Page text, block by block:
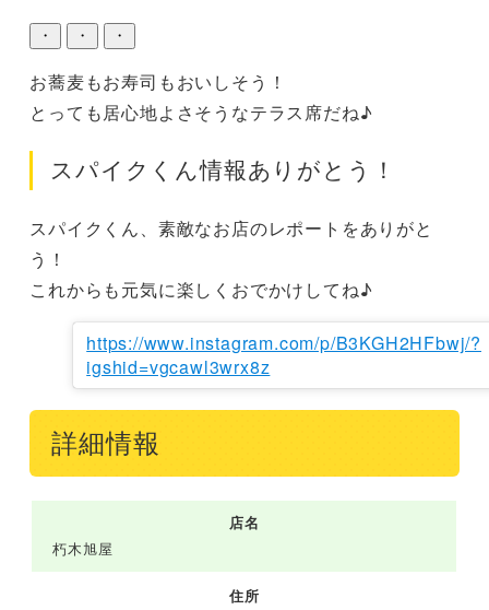
・ ・ ・
お蕎麦もお寿司もおいしそう！
とっても居心地よさそうなテラス席だね♪
スパイクくん情報ありがとう！
スパイクくん、素敵なお店のレポートをありがと
う！
これからも元気に楽しくおでかけしてね♪
https://www.instagram.com/p/B3KGH2HFbwj/?
igshid=vgcawl3wrx8z
詳細情報
店名
朽木旭屋
住所